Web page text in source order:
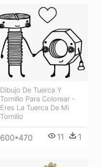
Dibujo De Tuerca Y
Tornillo Para Colorear -
Eres La Tuerca De Mi
Tornillo
600*470 11 1